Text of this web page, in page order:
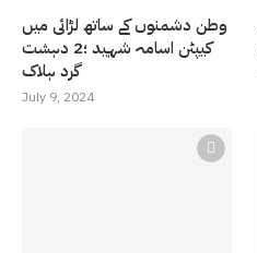
وطن دشمنوں کے ساتھ لڑائی میں
کیپٹن اسامہ شہید ؛2 دہشت
گرد ہلاک
July 9, 2024